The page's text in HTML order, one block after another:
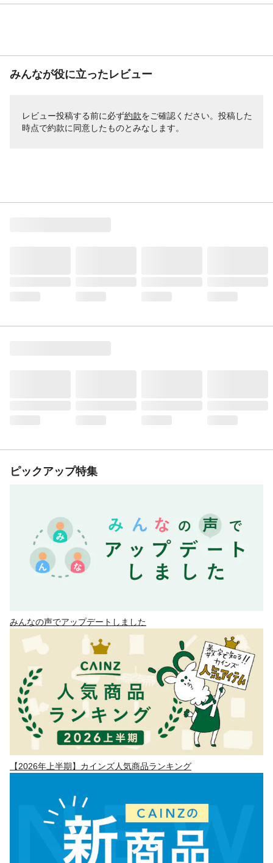
みんなが役に立ったレビュー
レビュー投稿する前に必ず約款をご確認ください。投稿した
時点で約款に同意したものとみなします。
ピックアップ特集
みんなの声でアップデートしました
【2026年上半期】カインズ人気商品ランキング